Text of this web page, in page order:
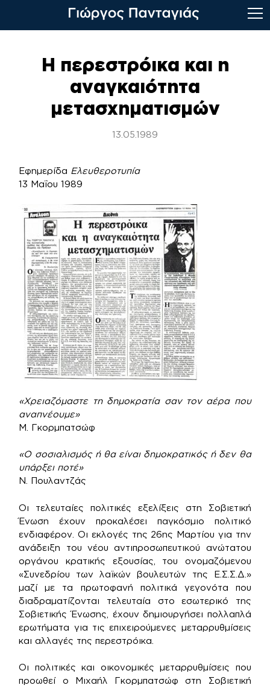
Η περεστρόικα και η
αναγκαιότητα
μετασχηματισμών
13.05.1989
Εφημερίδα Ελευθεροτυπία
13 Μαΐου 1989
«Χρειαζόμαστε τη δημοκρατία σαν τον αέρα που
αναπνέουμε»
Μ. Γκορμπατσώφ
«Ο σοσιαλισμός ή θα είναι δημοκρατικός ή δεν θα
υπάρξει ποτέ»
Ν. Πουλαντζάς
Οι τελευταίες πολιτικές εξελίξεις στη Σοβιετική
Ένωση έχουν προκαλέσει παγκόσμιο πολιτικό
ενδιαφέρον. Οι εκλογές της 26ης Μαρτίου για την
ανάδειξη του νέου αντιπροσωπευτικού ανώτατου
οργάνου κρατικής εξουσίας, του ονομαζόμενου
«Συνεδρίου των λαϊκών βουλευτών της Ε.Σ.Σ.Δ.»
μαζί με τα πρωτοφανή πολιτικά γεγονότα που
διαδραματίζονται τελευταία στο εσωτερικό της
Σοβιετικής Ένωσης, έχουν δημιουργήσει πολλαπλά
ερωτήματα για τις επιχειρούμενες μεταρρυθμίσεις
και αλλαγές της περεστρόικα.
Οι πολιτικές και οικονομικές μεταρρυθμίσεις που
προωθεί ο Μιχαήλ Γκορμπατσώφ στη Σοβιετική